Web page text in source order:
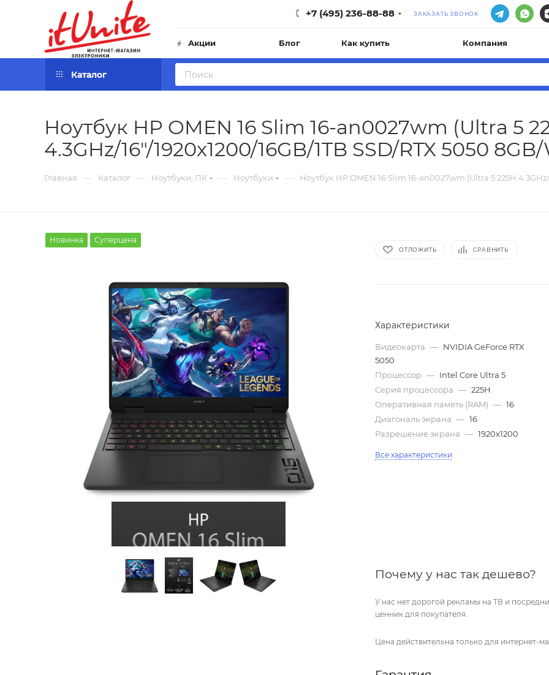
+7 (495) 236-88-88 ЗАКАЗАТЬ ЗВОНОК
Акции Блог Как купить Компания
Каталог
Ноутбук HP OMEN 16 Slim 16-an0027wm (Ultra 5
4.3GHz/16"/1920x1200/16GB/1TB SSD/RTX 5050 8GB/
Главная — Каталог — Ноутбуки, ПК — Ноутбуки — Ноутбук HP OMEN 16 Slim 16-an0027wm (Ultra 5 225H
Новинка Суперцена
ОТЛОЖИТЬ СРАВНИТЬ
Характеристики
Видеокарта — NVIDIA GeForce RTX
5050
Процессор — Intel Core Ultra 5
Серия процессора — 225H
Оперативная память (RAM) — 16
Диагональ экрана — 16
Разрешение экрана — 1920x1200
Все характеристики
Почему у нас так дешево?
У нас нет дорогой рекламы на ТВ и
ценник для покупателя.
Цена действительна только для интернет-